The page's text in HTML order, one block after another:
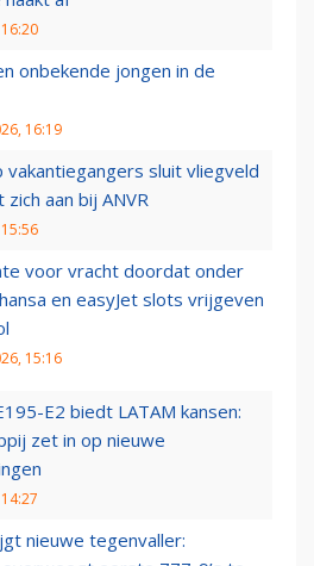
onbekende jongen in de
16:19
vakantiegangers sluit vliegveld
zich aan bij ANVR
voor vracht doordat onder
en easyJet slots vrijgeven
15:16
E2 biedt LATAM kansen:
zet in op nieuwe
nieuwe tegenvaller: